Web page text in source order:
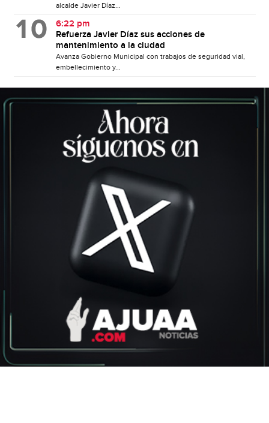
alcalde Javier Díaz...
6:22 pm
Refuerza Javier Díaz sus acciones de
mantenimiento a la ciudad
Avanza Gobierno Municipal con trabajos de seguridad vial,
embellecimiento y...